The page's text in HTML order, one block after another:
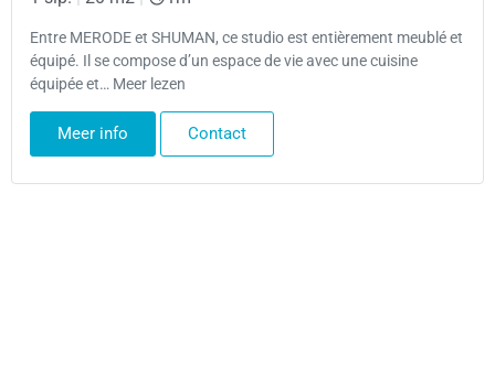
Entre MERODE et SHUMAN, ce studio est entièrement meublé et
équipé. Il se compose d’un espace de vie avec une cuisine
équipée et… Meer lezen
Meer info Contact